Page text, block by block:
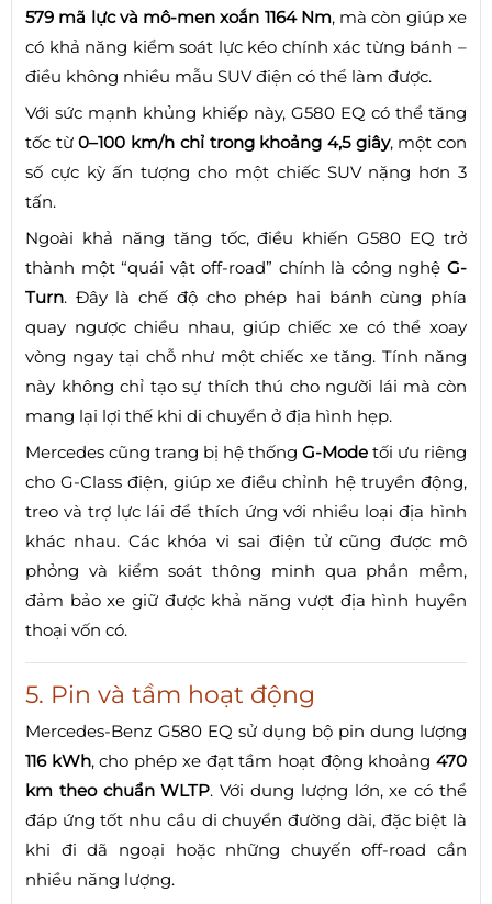
579 mã lực và mô-men xoắn 1164 Nm, mà còn giúp xe
có khả năng kiểm soát lực kéo chính xác từng bánh –
điều không nhiều mẫu SUV điện có thể làm được.
Với sức mạnh khủng khiếp này, G580 EQ có thể tăng
tốc từ0–100 km/h chỉ trong khoảng 4,5 giây, một con
số cực kỳ ấn tượng cho một chiếc SUV nặng hơn 3
tấn.
Ngoài khả năng tăng tốc, điều khiến G580 EQ trở
thành một “quái vật off-road” chính là công nghệ G-
Turn. Đây là chế độ cho phép hai bánh cùng phía
quay ngược chiều nhau, giúp chiếc xe có thể xoay
vòng ngay tại chỗ như một chiếc xe tăng. Tính năng
này không chỉ tạo sự thích thú cho người lái mà còn
mang lại lợi thế khi di chuyển ở địa hình hẹp.
Mercedes cũng trang bị hệ thống G-Mode tối ưu riêng
cho G-Class điện, giúp xe điều chỉnh hệ truyền động,
treo và trợ lực lái để thích ứng với nhiều loại địa hình
khác nhau. Các khóa vi sai điện tử cũng được mô
phỏng và kiểm soát thông minh qua phần mềm,
đảm bảo xe giữ được khả năng vượt địa hình huyền
thoại vốn có.
5. Pin và tầm hoạt động
Mercedes-Benz G580 EQ sử dụng bộ pin dung lượng
116 kWh, cho phép xe đạt tầm hoạt động khoảng470
km theo chuẩn WLTP. Với dung lượng lớn, xe có thể
đáp ứng tốt nhu cầu di chuyển đường dài, đặc biệt là
khi đi dã ngoại hoặc những chuyến off-road cần
nhiều năng lượng.